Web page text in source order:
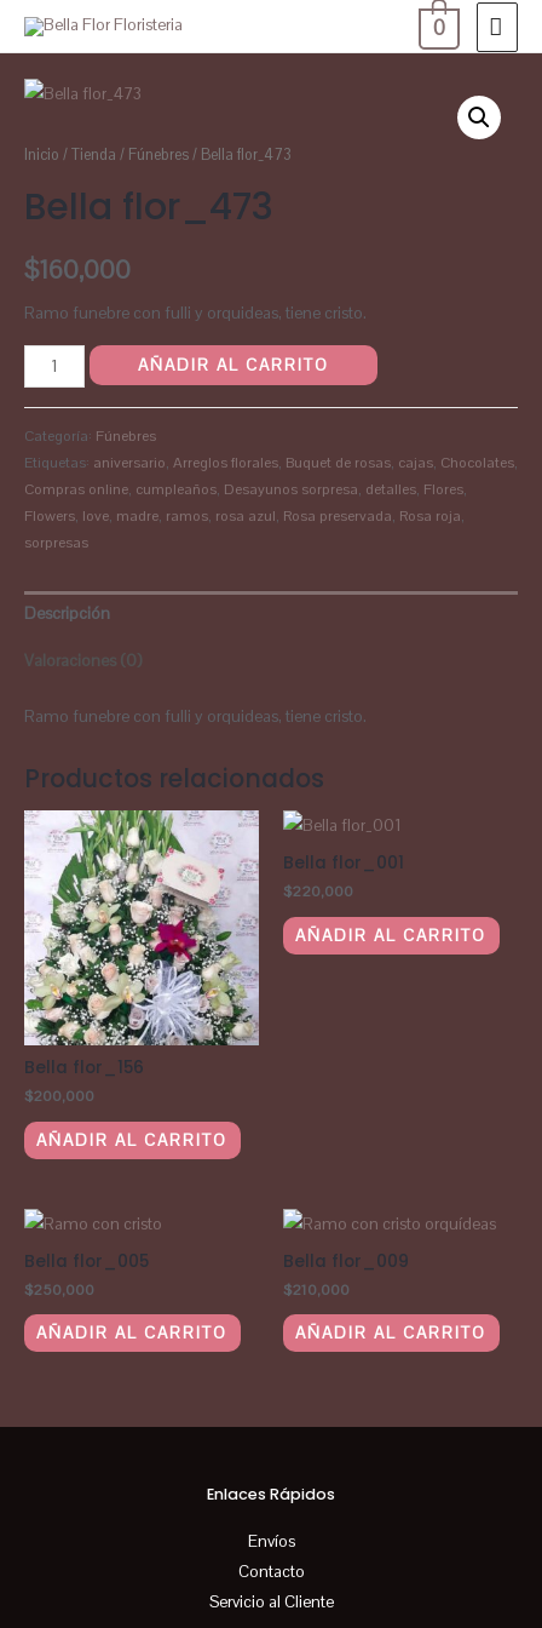
0
Inicio /Tienda / Fúnebres/ Bella flor_473
Bella flor_473
$160,000
Ramo funebre con fulli y orquideas, tiene cristo.
AÑADIR AL CARRITO
Categoría: Fúnebres
Etiquetas: aniversario, Arreglos florales, Buquet de rosas, cajas, Chocolates,
Compras online, cumpleaños, Desayunos sorpresa, detalles, Flores,
Flowers, love, madre, ramos, rosa azul, Rosa preservada, Rosa roja,
sorpresas
Descripción
Valoraciones (0)
Ramo funebre con fulli y orquideas, tiene cristo.
Productos relacionados
Bella flor_156
$200,000
AÑADIR AL CARRITO
Bella flor_001
$220,000
AÑADIR AL CARRITO
Bella flor_005
$250,000
AÑADIR AL CARRITO
Bella flor_009
$210,000
AÑADIR AL CARRITO
Enlaces Rápidos
Envíos
Contacto
Servicio al Cliente